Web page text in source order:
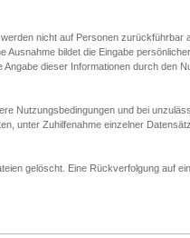
nicht auf Personen zurückführbar
Ausnahme bildet die Eingabe
dieser Informationen durch den
Nutzungsbedingungen und bei
unter Zuhilfenahme einzelner
gelöscht. Eine Rückverfolgung auf